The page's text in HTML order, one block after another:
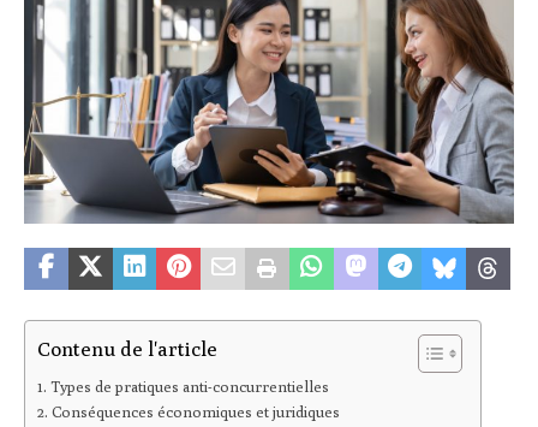
Contenu de l'article
Types de pratiques anti-concurrentielles
Conséquences économiques et juridiques